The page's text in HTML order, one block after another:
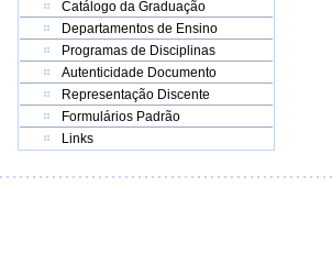
Catálogo da Graduação
Departamentos de Ensino
Programas de Disciplinas
Autenticidade Documento
Representação Discente
Formulários Padrão
Links